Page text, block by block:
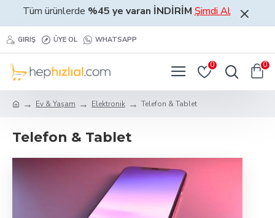
Tüm ürünlerde %45 ye varan İNDİRİM Şimdi Al
GIRIŞ ÜYE OL WHATSAPP
0 0
Ev & Yaşam Elektronik Telefon & Tablet
Telefon & Tablet